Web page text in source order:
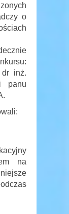
o
inż.
panu
na